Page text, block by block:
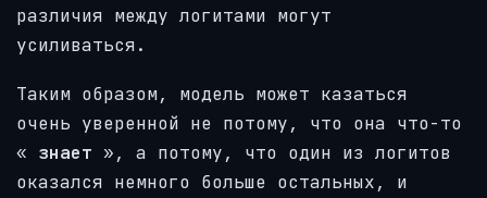
различия между логитами могут
усиливаться.
Таким образом, модель может казаться
очень уверенной не потому, что она что-то
« знает », а потому, что один из логитов
оказался немного больше остальных, и